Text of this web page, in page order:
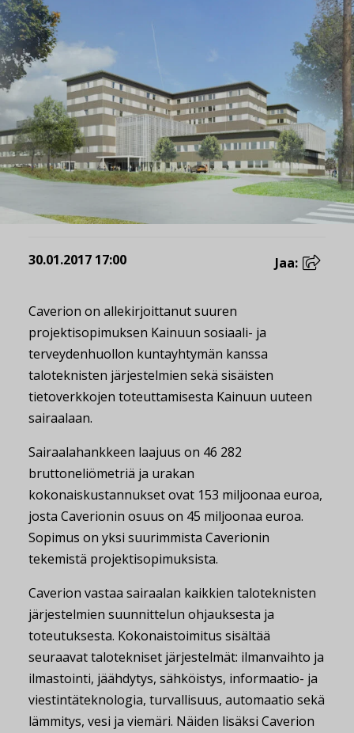
30.01.2017 17:00 Jaa:
Caverion on allekirjoittanut suuren
projektisopimuksen Kainuun sosiaali- ja
terveydenhuollon kuntayhtymän kanssa
taloteknisten järjestelmien sekä sisäisten
tietoverkkojen toteuttamisesta Kainuun uuteen
sairaalaan.
Sairaalahankkeen laajuus on 46 282
bruttoneliömetriä ja urakan
kokonaiskustannukset ovat 153 miljoonaa euroa,
josta Caverionin osuus on 45 miljoonaa euroa.
Sopimus on yksi suurimmista Caverionin
tekemistä projektisopimuksista.
Caverion vastaa sairaalan kaikkien taloteknisten
järjestelmien suunnittelun ohjauksesta ja
toteutuksesta. Kokonaistoimitus sisältää
seuraavat talotekniset järjestelmät: ilmanvaihto ja
ilmastointi, jäähdytys, sähköistys, informaatio- ja
viestintäteknologia, turvallisuus, automaatio sekä
lämmitys, vesi ja viemäri. Näiden lisäksi Caverion